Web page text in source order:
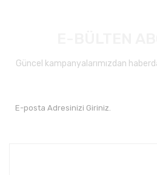
Güncel kampanyalarımızdan